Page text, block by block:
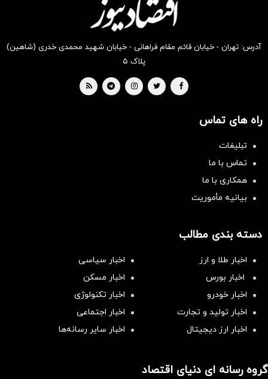
آدرس: تهران - خیابان قائم مقام فراهانی - خیابان شهید محمدی خدری (شاهین)
پلاک ۵
راه های تماس
تبلیغات
تماس با ما
همکاری با ما
بیانیه مأموریت
دسته بندی مطالب
اخبار طلا و ارز
اخبار سیاسی
اخبار بورس
اخبار مسکن
اخبار خودرو
اخبار تکنولوژی
اخبار تولید و تجارت
اخبار اجتماعی
اخبار ارز دیجیتال
اخبار سایر رسانه‌‌ها
گروه رسانه ای دنیای اقتصاد